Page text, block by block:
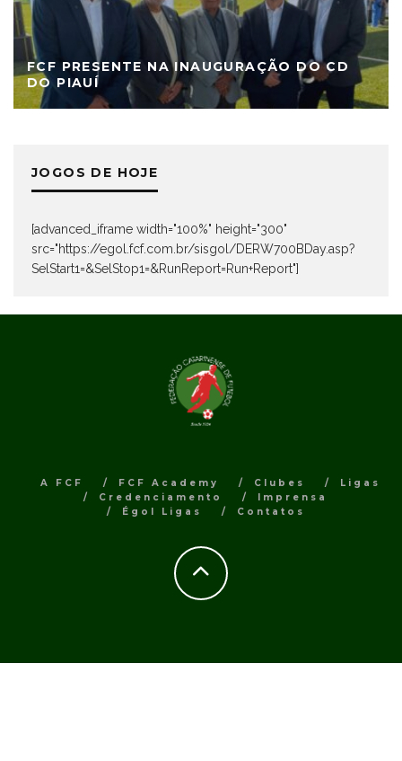
JOGOS DE HOJE
SelStart1=&SelStop1=&RunReport=Run+Report"]
FCF Academy
Credenciamento
Égol Ligas